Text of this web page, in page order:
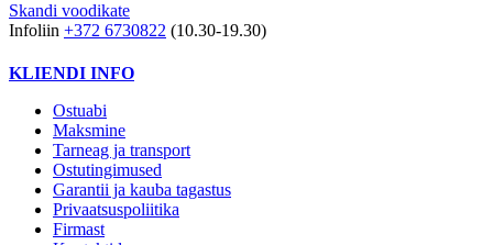
Skandi voodikate
Infoliin +372 6730822 (10.30-19.30)
KLIENDI INFO
Ostuabi
Maksmine
Tarneag ja transport
Ostutingimused
Garantii ja kauba tagastus
Privaatsuspoliitika
Firmast